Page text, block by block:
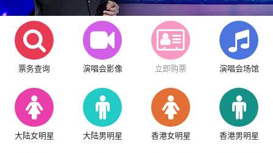
票务查询 演唱会影像 立即购票 演唱会场馆
大陆女明星 大陆男明星 香港女明星 香港男明星